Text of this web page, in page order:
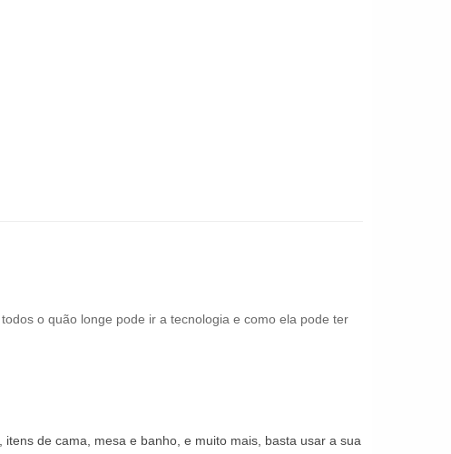
o quão longe pode ir a tecnologia e como ela pode ter
de cama, mesa e banho, e muito mais, basta usar a sua